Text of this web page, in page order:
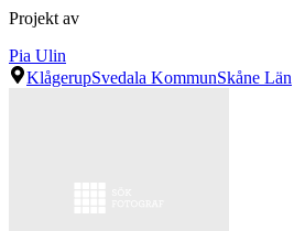
Projekt av
Pia Ulin
KlågerupSvedala KommunSkåne Län